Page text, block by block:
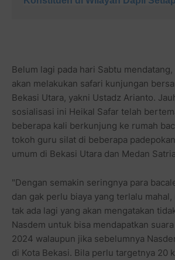
Belum lagi pada hari Sabtu
akan melakukan safari kunjungan
Bekasi Utara, yakni Ustadz Arianto.
sosialisasi ini Heikal Safar telah
beberapa kali berkunjung ke rumah
tokoh guru silat di beberapa
umum di Bekasi Utara dan Medan
"Dengan semakin seringnya para
dan gak perlu biaya yang terlalu mahal,
tak ada lagi yang akan mengatakan
Nasdem untuk bisa mendapatkan
2024 walaupun jika sebelumnya
di Kota Bekasi. Bila perlu targetnya 20